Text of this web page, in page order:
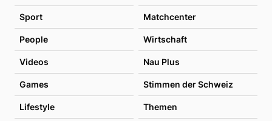
Sport Matchcenter
People Wirtschaft
Videos Nau Plus
Games Stimmen der Schweiz
Lifestyle Themen